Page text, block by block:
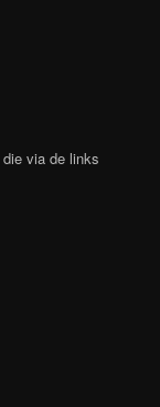
die via de links